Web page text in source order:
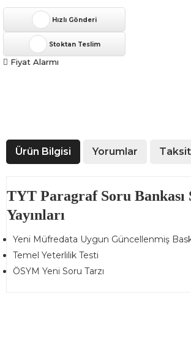
Hızlı Gönderi
Stoktan Teslim
Fiyat Alarmı
Ürün Bilgisi Yorumlar
TYT Paragraf Soru Bankası
Yayınları
Yeni Müfredata Uygun Güncellenmiş
Temel Yeterlilik Testi
ÖSYM Yeni Soru Tarzı